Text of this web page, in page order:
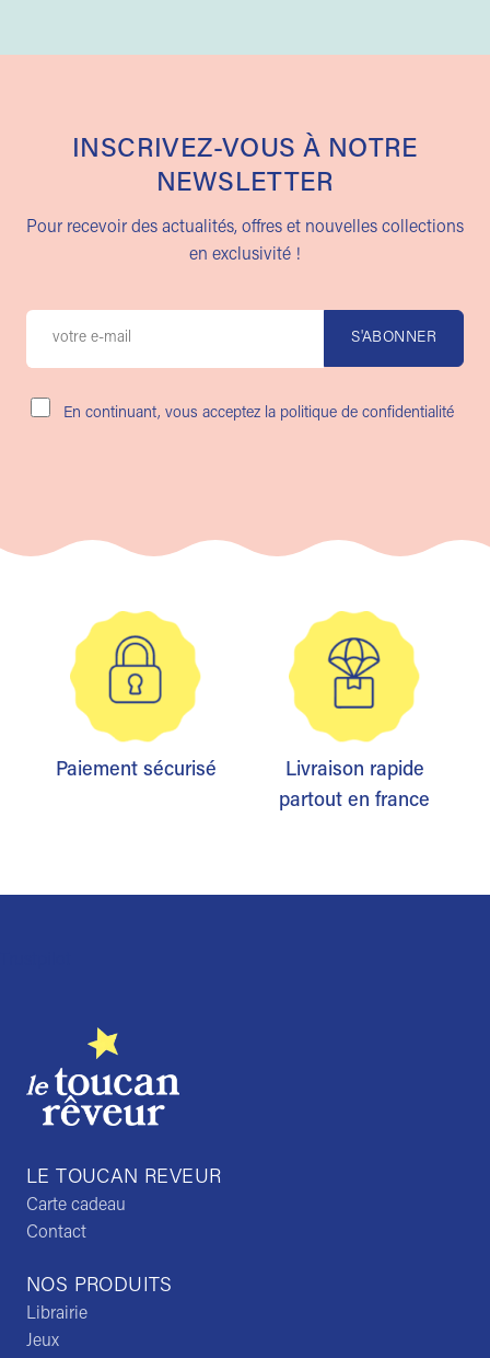
INSCRIVEZ-VOUS À NOTRE
NEWSLETTER
Pour recevoir des actualités, offres et nouvelles collections
en exclusivité !
En continuant, vous acceptez la politique de confidentialité
Paiement sécurisé
Livraison rapide
partout en france
NOS PRODUITS
Librairie
Jeux
LE TOUCAN REVEUR
Carte cadeau
Contact